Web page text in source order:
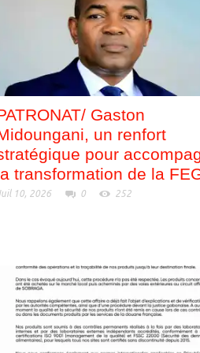
Gaston
un renfort
pour
transformation de la
10, 2026 0 252